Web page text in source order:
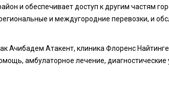
и обеспечивает доступ к другим частям
и междугородние перевозки, и
Ачибадем Атакент, клиника Флоренс
амбулаторное лечение, диагностические